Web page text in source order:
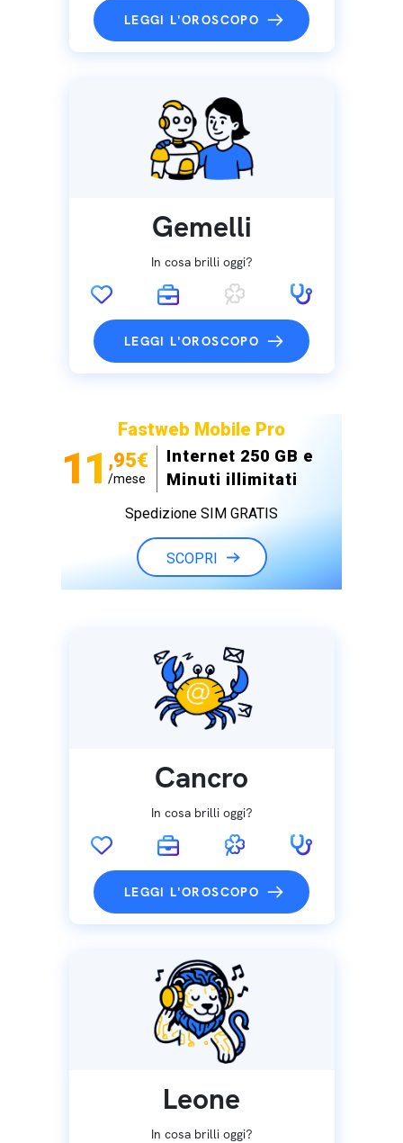
LEGGI L'OROSCOPO
Gemelli
In cosa brilli oggi?
LEGGI L'OROSCOPO
Fastweb Mobile Pro
11 ,95€
/mese
Internet 250 GB e
Minuti illimitati
Spedizione SIM GRATIS
SCOPRI
Cancro
In cosa brilli oggi?
LEGGI L'OROSCOPO
Leone
In cosa brilli oggi?